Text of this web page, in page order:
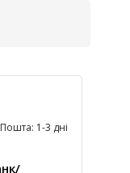
1-3 дні